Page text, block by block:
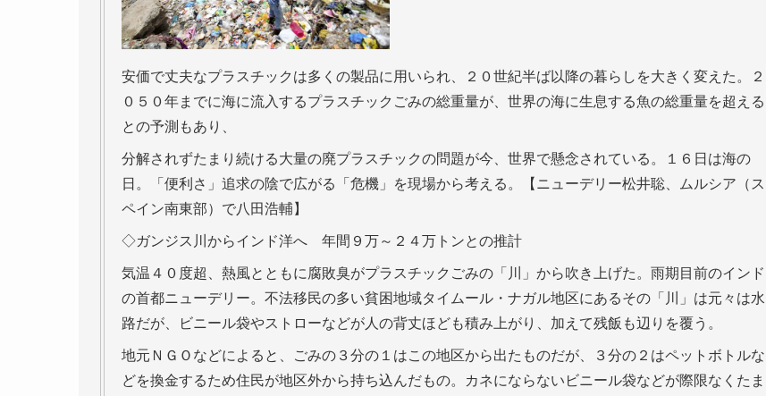
安価で丈夫なプラスチックは多くの製品に用いられ、２０世紀半ば以降の暮らしを大きく変えた。２
０５０年までに海に流入するプラスチックごみの総重量が、世界の海に生息する魚の総重量を超える
との予測もあり、
分解されずたまり続ける大量の廃プラスチックの問題が今、世界で懸念されている。１６日は海の
日。「便利さ」追求の陰で広がる「危機」を現場から考える。【ニューデリー松井聡、ムルシア（ス
ペイン南東部）で八田浩輔】
◇ガンジス川からインド洋へ 年間９万～２４万トンとの推計
気温４０度超、熱風とともに腐敗臭がプラスチックごみの「川」から吹き上げた。雨期目前のインド
の首都ニューデリー。不法移民の多い貧困地域タイムール・ナガル地区にあるその「川」は元々は水
路だが、ビニール袋やストローなどが人の背丈ほども積み上がり、加えて残飯も辺りを覆う。
地元ＮＧＯなどによると、ごみの３分の１はこの地区から出たものだが、３分の２はペットボトルな
どを換金するため住民が地区外から持ち込んだもの。カネにならないビニール袋などが際限なくたま